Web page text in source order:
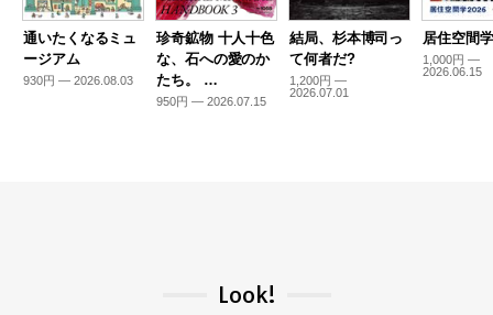
通いたくなるミュ
ージアム
930円 — 2026.08.03
珍奇鉱物 十人十色
な、石への愛のか
たち。 …
950円 — 2026.07.15
結局、杉本博司っ
て何者だ?
1,200円 —
2026.07.01
居住空間
1,000円 —
2026.06.15
Look!